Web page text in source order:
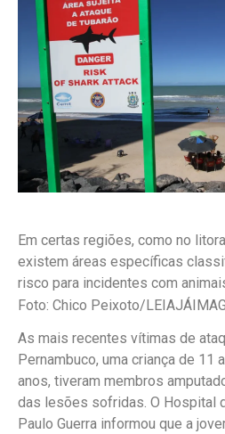
Em certas regiões, como no
existem áreas específicas
risco para incidentes com
Foto: Chico Peixoto/
As mais recentes vítimas de
Pernambuco, uma criança de 11
anos, tiveram membros
das lesões sofridas. O Hospital
Paulo Guerra informou que a